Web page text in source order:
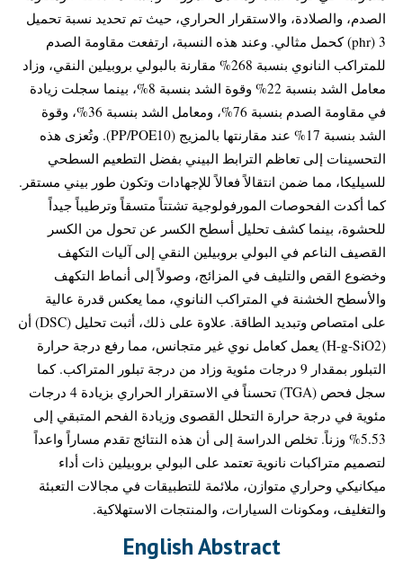
الصدم، والصلادة، والاستقرار الحراري، حيث تم تحديد نسبة تحميل
3 (phr) كحمل مثالي. وعند هذه النسبة، ارتفعت مقاومة الصدم
للمتراكب النانوي بنسبة 268% مقارنة بالبولي بروبيلين النقي، وزاد
معامل الشد بنسبة 22% وقوة الشد بنسبة 8%، بينما سجلت زيادة
في مقاومة الصدم بنسبة 76%، ومعامل الشد بنسبة 36%، وقوة
الشد بنسبة 17% عند مقارنتها بالمزيج (PP/POE10). وتُعزى هذه
التحسينات إلى تعاظم الترابط البيني بفضل التطعيم السطحي
للسيليكا، مما ضمن انتقالاً فعالاً للإجهادات وتكون طور بيني مستقر.
كما أكدت الفحوصات المورفولوجية تشتتاً متسقاً وترطيباً جيداً
للحشوة، بينما كشف تحليل أسطح الكسر عن تحول من الكسر
القصيف الناعم في البولي بروبيلين النقي إلى آليات التكهف
وخضوع القص والتليف في المزائج، وصولاً إلى أنماط التكهف
والأسطح الخشنة في المتراكب النانوي، مما يعكس قدرة عالية
على امتصاص وتبديد الطاقة. علاوة على ذلك، أثبت تحليل (DSC) أن
(H-g-SiO2) يعمل كعامل نوي غير متجانس، مما رفع درجة حرارة
التبلور بمقدار 9 درجات مئوية وزاد من درجة تبلور المتراكب. كما
سجل فحص (TGA) تحسناً في الاستقرار الحراري بزيادة 4 درجات
مئوية في درجة حرارة التحلل القصوى وزيادة الفحم المتبقي إلى
5.53% وزناً. تخلص الدراسة إلى أن هذه النتائج تقدم مساراً واعداً
لتصميم متراكبات نانوية تعتمد على البولي بروبيلين ذات أداء
ميكانيكي وحراري متوازن، ملائمة للتطبيقات في مجالات التعبئة
والتغليف، ومكونات السيارات، والمنتجات الاستهلاكية.
English Abstract